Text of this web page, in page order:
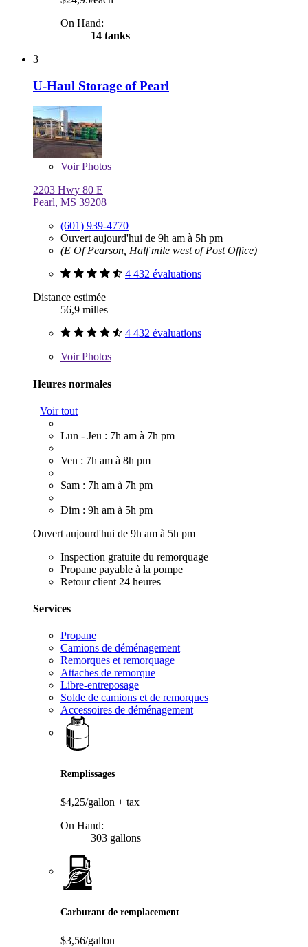
On Hand:
14 tanks
3
U-Haul Storage of Pearl
VoirPhotos
2203 Hwy 80 E
Pearl, MS 39208
(601) 939-4770
Ouvert aujourd'hui de 9h am à 5h pm
(E Of Pearson, Half mile west of Post Office)
4 432 évaluations
Distance estimée
56,9 milles
4 432 évaluations
VoirPhotos
Heures normales
Voir tout
Lun - Jeu : 7h am à 7h pm
Ven : 7h am à 8h pm
Sam : 7h am à 7h pm
Dim : 9h am à 5h pm
Ouvert aujourd'hui de 9h am à 5h pm
Inspection gratuite du remorquage
Propane payable à la pompe
Retour client 24 heures
Services
Propane
Camions de déménagement
Remorques et remorquage
Attaches de remorque
Libre-entreposage
Solde de camions et de remorques
Accessoires de déménagement
Remplissages
$4,25/gallon + tax
On Hand:
303 gallons
Carburant de remplacement
$3,56/gallon